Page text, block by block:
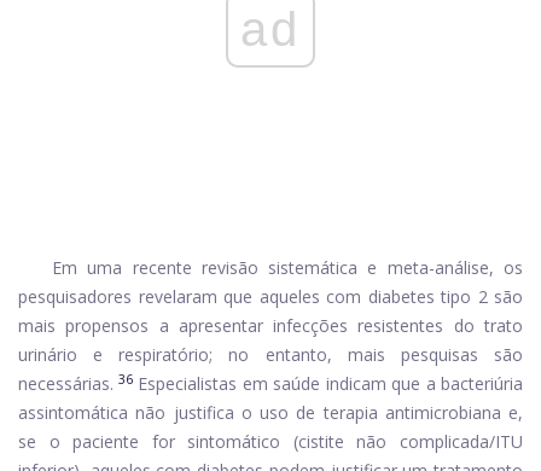
ad
Em uma recente revisão sistemática e meta-análise, os
pesquisadores revelaram que aqueles com diabetes tipo 2 são
mais propensos a apresentar infecções resistentes do trato
urinário e respiratório; no entanto, mais pesquisas são
necessárias. 36Especialistas em saúde indicam que a bacteriúria
assintomática não justifica o uso de terapia antimicrobiana e,
se o paciente for sintomático (cistite não complicada/ITU